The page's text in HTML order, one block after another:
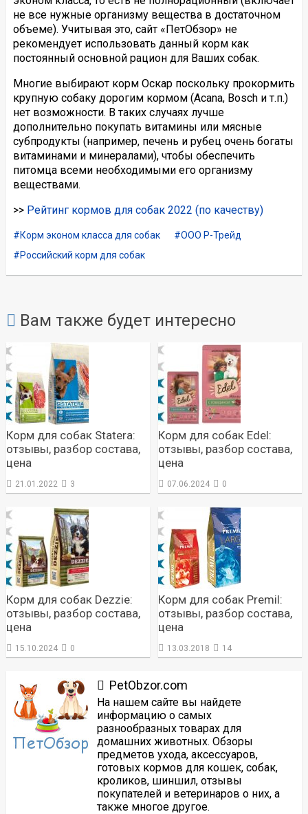
не все нужные организму вещества в достаточном
объеме). Учитывая это, сайт «ПетОбзор» не
рекомендует использовать данный корм как
постоянный основной рацион для Ваших собак.
Многие выбирают корм Оскар поскольку прокормить
крупную собаку дорогим кормом (Acana, Bosch и т.п.)
нет возможности. В таких случаях лучше
дополнительно покупать витамины или мясные
субпродукты (например, печень и рубец очень богаты
витаминами и минералами), чтобы обеспечить
питомца всеми необходимыми его организму
веществами.
>> Рейтинг кормов для собак 2022 (по качеству)
Корм эконом класса для собак
ООО Р-Трейд
Российский корм для собак
Вам также будет интересно
Корм для собак Statera:
отзывы, разбор состава,
цена
21.01.2022 3
Корм для собак Edel:
отзывы, разбор состава,
цена
07.06.2024 0
Корм для собак Dezzie:
отзывы, разбор состава,
цена
15.10.2024 0
Корм для собак Premil:
отзывы, разбор состава,
цена
13.03.2018 14
PetObzor.com
На нашем сайте вы найдете
информацию о самых
разнообразных товарах для
домашних животных. Обзоры
предметов ухода, аксессуаров,
готовых кормов для кошек, собак,
кроликов, шиншил, отзывы
покупателей и ветеринаров о них, а
также многое другое.